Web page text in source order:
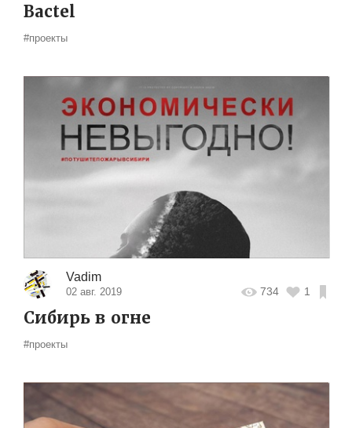
Bactel
#проекты
Vadim
02 авг. 2019 734 1
Сибирь в огне
#проекты